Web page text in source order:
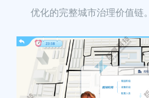
优化的完整城市治理价值链。